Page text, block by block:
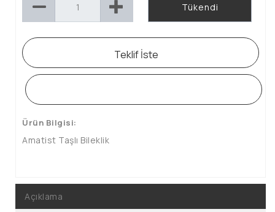
Tükendi
Teklif İste
Ürün Bilgisi:
Amatist Taşlı Bileklik
Açıklama